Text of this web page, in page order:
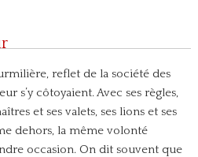
reflet de la société des
s’y côtoyaient. Avec ses règles,
et ses valets, ses lions et ses
dehors, la même volonté
occasion. On dit souvent que